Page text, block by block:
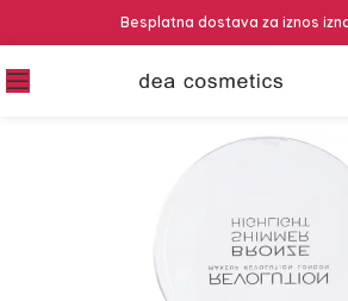
Besplatna dostava za iznos